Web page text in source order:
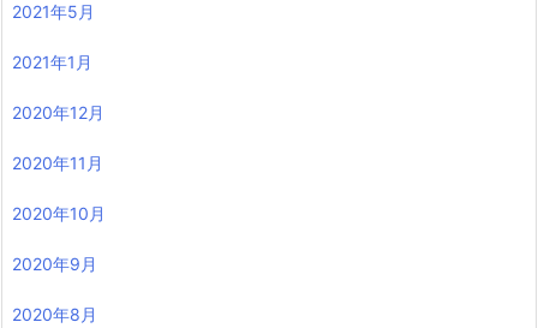
2021年5月
2021年1月
2020年12月
2020年11月
2020年10月
2020年9月
2020年8月